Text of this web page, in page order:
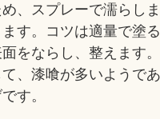
、スプレーで濡らしま
す。コツは適量で塗る
をならし、整えます。
、漆喰が多いようであ
す。